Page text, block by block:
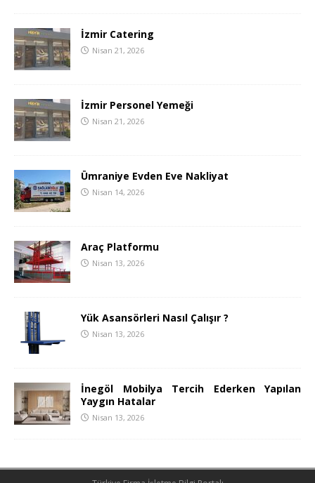
İzmir Catering
Nisan 21, 2026
İzmir Personel Yemeği
Nisan 21, 2026
Ümraniye Evden Eve Nakliyat
Nisan 14, 2026
Araç Platformu
Nisan 13, 2026
Yük Asansörleri Nasıl Çalışır ?
Nisan 13, 2026
İnegöl Mobilya Tercih Ederken Yapılan
Yaygın Hatalar
Nisan 13, 2026